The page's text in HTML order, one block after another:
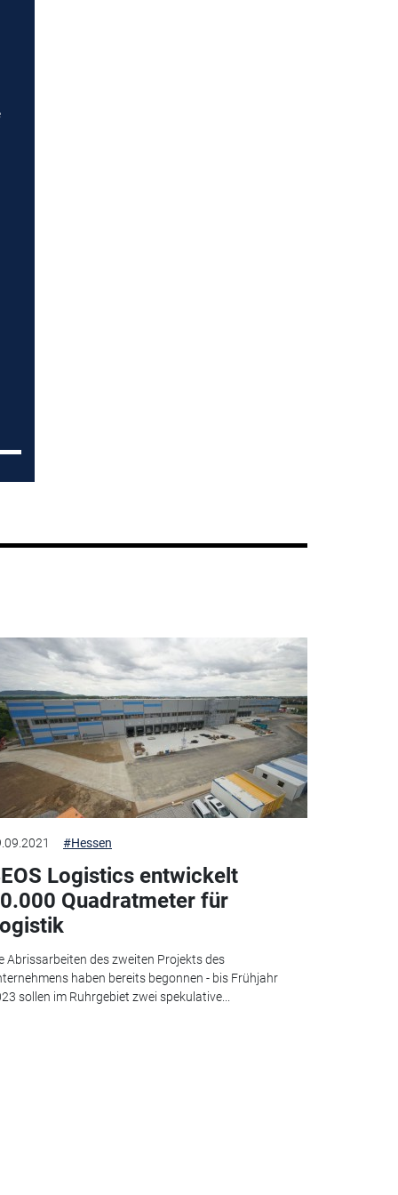
#Hessen
Logistics entwickelt
Quadratmeter für
Abrissarbeiten des zweiten Projekts des
haben bereits begonnen - bis Frühjahr
sollen im Ruhrgebiet zwei spekulative...